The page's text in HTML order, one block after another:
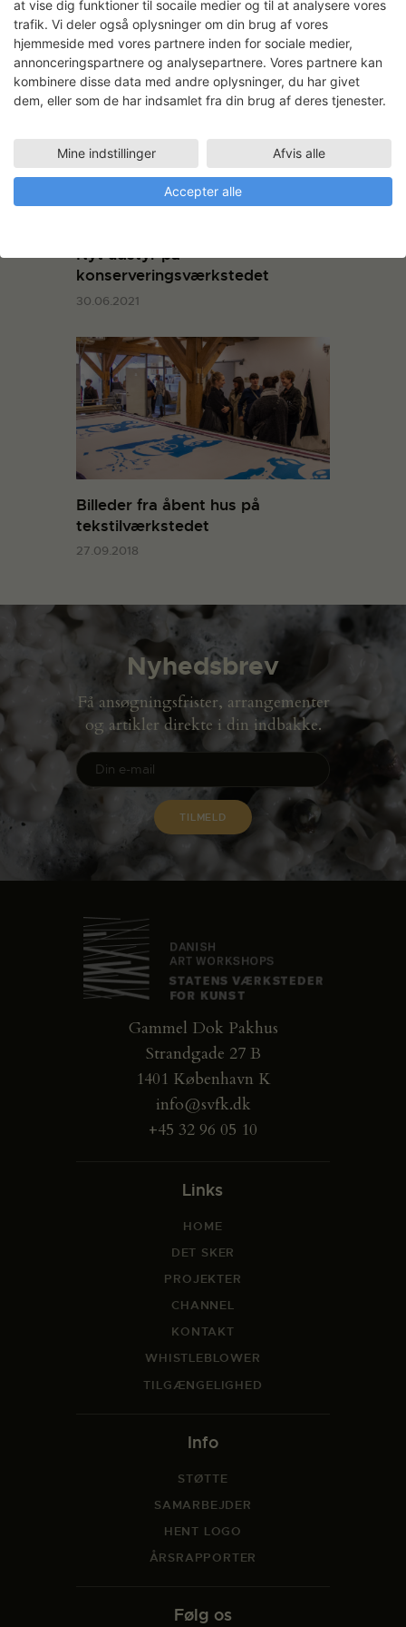
You May Also Like
Nyt udstyr på
konserveringsværkstedet
30.06.2021
Billeder fra åbent hus på
tekstilværkstedet
27.09.2018
Nyhedsbrev
Få ansøgningsfrister, arrangementer
og artikler direkte i din indbakke.
Gammel Dok Pakhus
Strandgade 27 B
1401 København K
info@svfk.dk
+45 32 96 05 10
Links
HOME
DET SKER
PROJEKTER
CHANNEL
KONTAKT
WHISTLEBLOWER
TILGÆNGELIGHED
Info
STØTTE
SAMARBEJDER
HENT LOGO
ÅRSRAPPORTER
Følg os
at vise dig funktioner til socaile medier og til at analysere vores
trafik. Vi deler også oplysninger om din brug af vores
hjemmeside med vores partnere inden for sociale medier,
annonceringspartnere og analysepartnere. Vores partnere kan
kombinere disse data med andre oplysninger, du har givet
dem, eller som de har indsamlet fra din brug af deres tjenester.
Mine indstillinger Afvis alle
Accepter alle